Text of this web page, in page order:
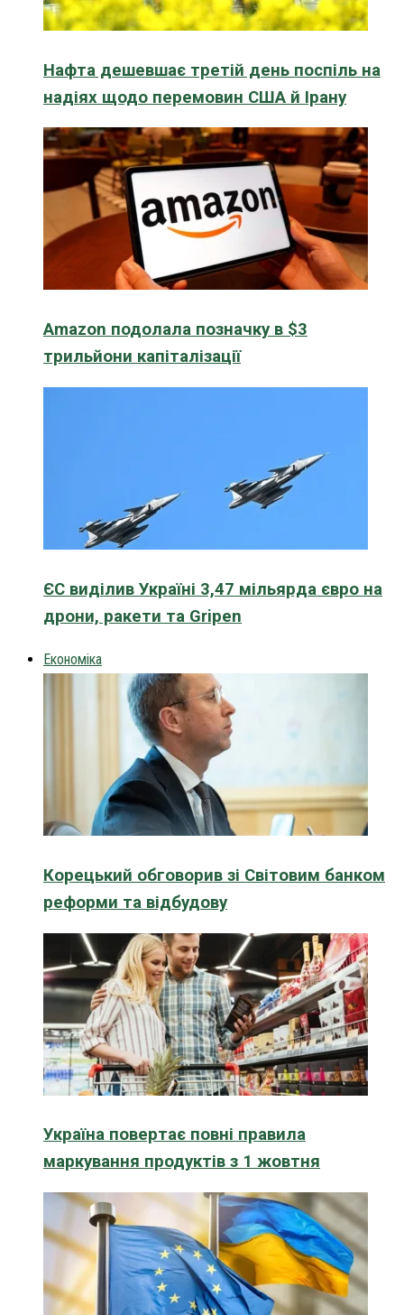
Нафта дешевшає третій день поспіль на
надіях щодо перемовин США й Ірану
Amazon подолала позначку в $3
трильйони капіталізації
ЄС виділив Україні 3,47 мільярда євро на
дрони, ракети та Gripen
Економіка
Корецький обговорив зі Світовим банком
реформи та відбудову
Україна повертає повні правила
маркування продуктів з 1 жовтня